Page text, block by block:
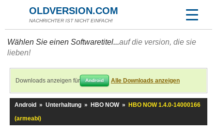
OLDVERSION.COM
NACHRICHTER IST NICHT EINFACH!
Wählen Sie einen Softwaretitel...auf die version, die sie
lieben!
Downloads anzeigen für Android Alle Downloads anzeigen
Android » Unterhaltung » HBO NOW »
HBO NOW 1.4.0-14000166
(armeabi)